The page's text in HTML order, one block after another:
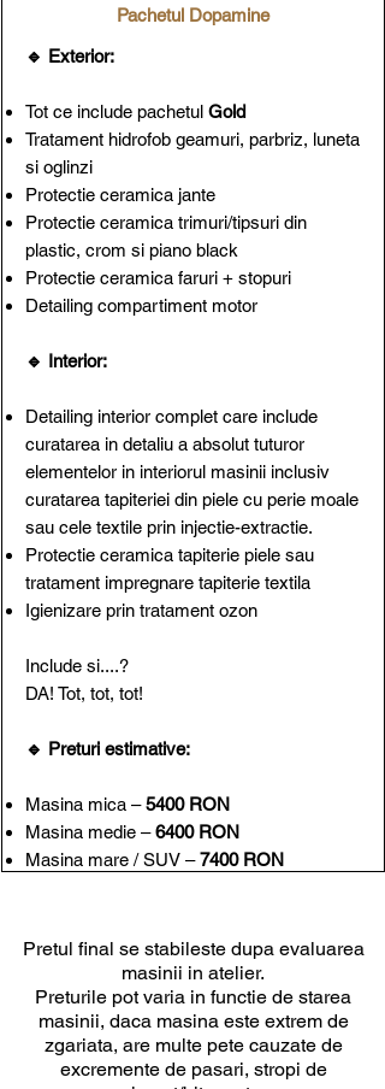
Pachetul Dopamine
🔹 Exterior:
​Tot ce include pachetul Gold
Tratament hidrofob geamuri, parbriz, luneta
si oglinzi
Protectie ceramica jante
Protectie ceramica trimuri/tipsuri din
plastic, crom si piano black
Protectie ceramica faruri + stopuri
Detailing compartiment motor
🔹 Interior:
Detailing interior complet care include
curatarea in detaliu a absolut tuturor
elementelor in interiorul masinii inclusiv
curatarea tapiteriei din piele cu perie moale
sau cele textile prin injectie-extractie.
Protectie ceramica tapiterie piele sau
tratament impregnare tapiterie textila
Igienizare prin tratament ozon​
Include si....?
DA! Tot, tot, tot!
🔹 Preturi estimative:
Masina mica –5400 RON
Masina medie –6400 RON
Masina mare / SUV –7400 RON
Pretul final se stabileste dupa evaluarea
masinii in atelier.
Preturile pot varia in functie de starea
masinii, daca masina este extrem de
zgariata, are multe pete cauzate de
excremente de pasari, stropi de